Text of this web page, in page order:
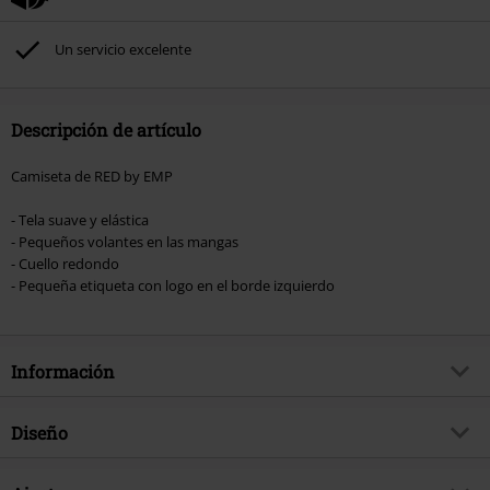
Rammstein, (Till) Lindemann, Böhse Onkelz, Broilers, Die Ärzte, Die Toten
Hosen, Metality, Funko Pop!, vales regalo y artículos que incluyan una
Un servicio excelente
Descripción de artículo
Camiseta de RED by EMP
- Tela suave y elástica
- Pequeños volantes en las mangas
- Cuello redondo
- Pequeña etiqueta con logo en el borde izquierdo
Información
Artículo no.
Diseño
Tipo de producto